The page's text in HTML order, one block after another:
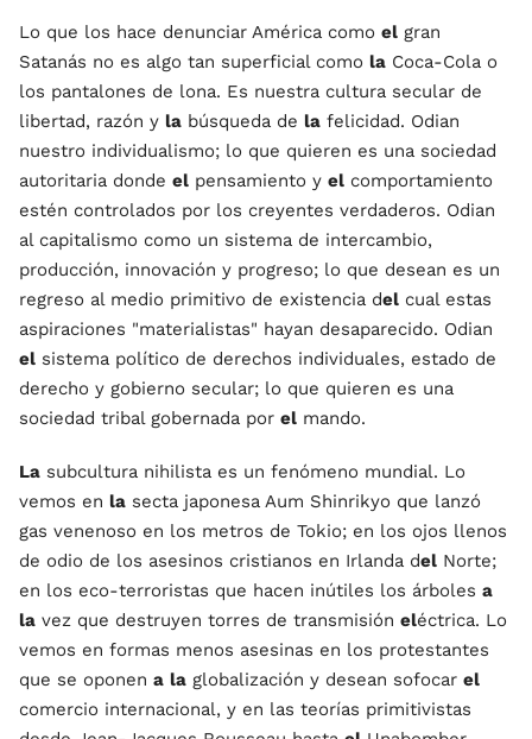
Lo que los hace denunciar América como el gran
Satanás no es algo tan superficial como la Coca-Cola o
los pantalones de lona. Es nuestra cultura secular de
libertad, razón y la búsqueda de la felicidad. Odian
nuestro individualismo; lo que quieren es una sociedad
autoritaria donde el pensamiento y el comportamiento
estén controlados por los creyentes verdaderos. Odian
al capitalismo como un sistema de intercambio,
producción, innovación y progreso; lo que desean es un
regreso al medio primitivo de existencia del cual estas
aspiraciones "materialistas" hayan desaparecido. Odian
el sistema político de derechos individuales, estado de
derecho y gobierno secular; lo que quieren es una
sociedad tribal gobernada por el mando.
La subcultura nihilista es un fenómeno mundial. Lo
vemos en la secta japonesa Aum Shinrikyo que lanzó
gas venenoso en los metros de Tokio; en los ojos llenos
de odio de los asesinos cristianos en Irlanda del Norte;
en los eco-terroristas que hacen inútiles los árboles a
la vez que destruyen torres de transmisión eléctrica. Lo
vemos en formas menos asesinas en los protestantes
que se oponen a la globalización y desean sofocar el
comercio internacional, y en las teorías primitivistas